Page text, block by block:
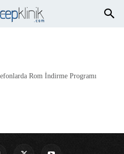
Rom İndirme Programı